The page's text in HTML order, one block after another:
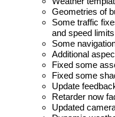
Geometries of
Some traffic
and speed limits
Some
Additional
Fixed some
Fixed some
Update
Retarder now
Updated